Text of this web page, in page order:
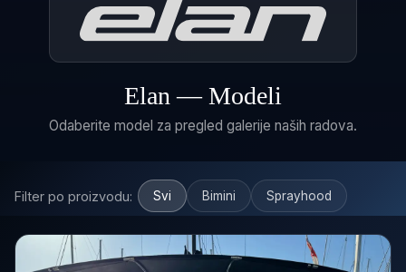
Elan — Modeli
Odaberite model za pregled galerije naših radova.
Filter po proizvodu: Svi Bimini Sprayhood